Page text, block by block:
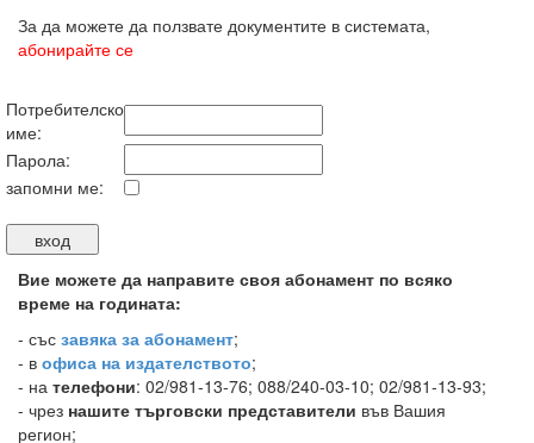
За да можете да ползвате документите в системата,
абонирайте се
Потребителско
име:
Парола:
запомни ме:
Вие можете да направите своя абонамент по всяко
време на годината:
- със завяка за абонамент;
- в офиса на издателството;
- на телефони: 02/981-13-76; 088/240-03-10; 02/981-13-93;
- чрез нашите търговски представители във Вашия
регион;